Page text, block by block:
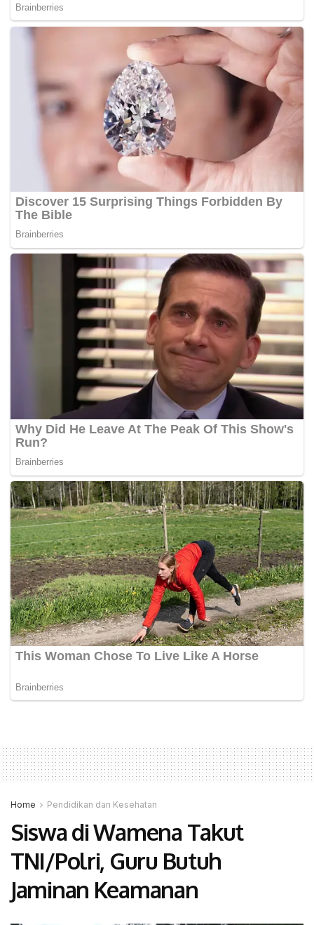
Home Pendidikan dan Kesehatan
Siswa di Wamena Takut
TNI/Polri, Guru Butuh
Jaminan Keamanan